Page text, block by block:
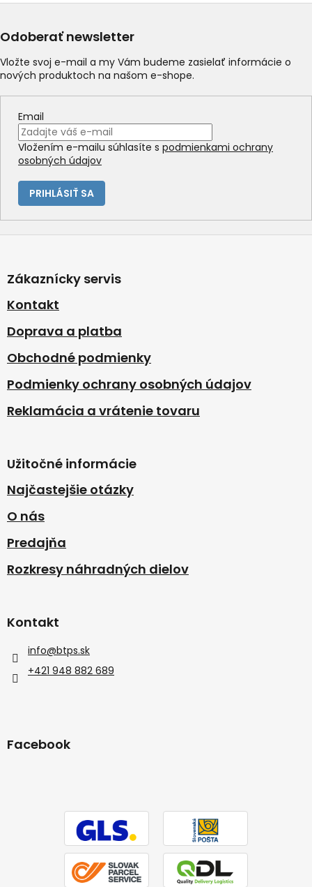
Odoberať newsletter
Vložte svoj e-mail a my Vám budeme zasielať informácie o
nových produktoch na našom e-shope.
Email
Vložením e-mailu súhlasíte s podmienkami ochrany
osobných údajov
PRIHLÁSIŤ SA
p
ä
e
Zákaznícky servis
Kontakt
Doprava a platba
Obchodné podmienky
Podmienky ochrany osobných údajov
Reklamácia a vrátenie tovaru
Užitočné informácie
Najčastejšie otázky
O nás
Predajňa
Rozkresy náhradných dielov
Kontakt
info@btps.sk
+421 948 882 689
Facebook